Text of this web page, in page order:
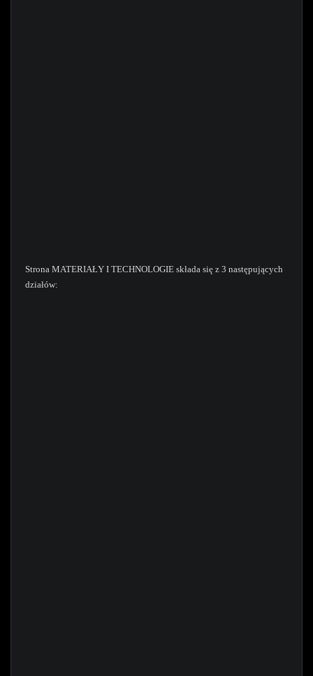
Strona MATERIAŁY I TECHNOLOGIE składa się z 3 następujących
działów: